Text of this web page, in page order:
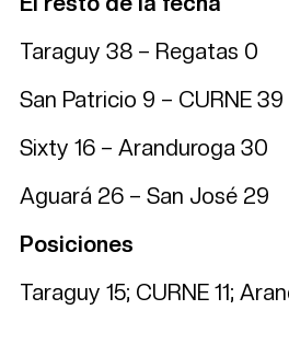
Taraguy 38 – Regatas 0
San Patricio 9 – CURNE 39
Sixty 16 – Aranduroga 30
Aguará 26 – San José 29
Posiciones
Taraguy 15; CURNE 11;